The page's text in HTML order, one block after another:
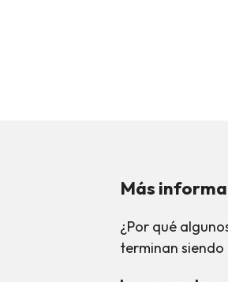
Más
¿Por qué
terminan siendo